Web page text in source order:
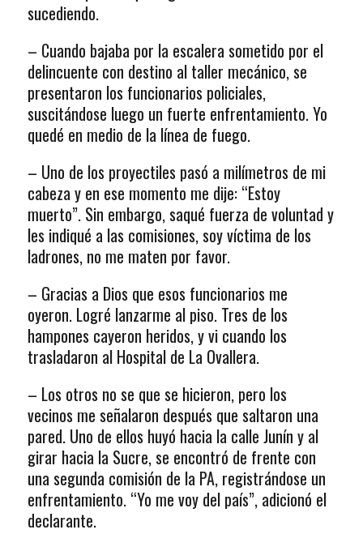
sucediendo.
– Cuando bajaba por la escalera sometido por el
delincuente con destino al taller mecánico, se
presentaron los funcionarios policiales,
suscitándose luego un fuerte enfrentamiento. Yo
quedé en medio de la línea de fuego.
– Uno de los proyectiles pasó a milímetros de mi
cabeza y en ese momento me dije: “Estoy
muerto”. Sin embargo, saqué fuerza de voluntad y
les indiqué a las comisiones, soy víctima de los
ladrones, no me maten por favor.
– Gracias a Dios que esos funcionarios me
oyeron. Logré lanzarme al piso. Tres de los
hampones cayeron heridos, y vi cuando los
trasladaron al Hospital de La Ovallera.
– Los otros no se que se hicieron, pero los
vecinos me señalaron después que saltaron una
pared. Uno de ellos huyó hacia la calle Junín y al
girar hacia la Sucre, se encontró de frente con
una segunda comisión de la PA, registrándose un
enfrentamiento. “Yo me voy del país”, adicionó el
declarante.